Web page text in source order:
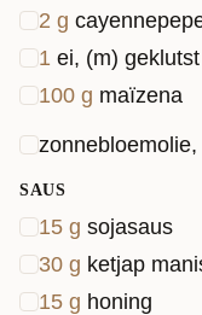
2 g
1 ei, (m) geklutst
100 g maïzena
SAUS
15 g sojasaus
30 g ketjap
15 g honing